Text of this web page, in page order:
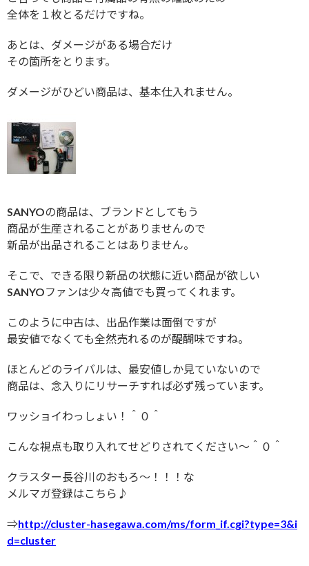
全体を１枚とるだけですね。
あとは、ダメージがある場合だけ
その箇所をとります。
ダメージがひどい商品は、基本仕入れません。
SANYOの商品は、ブランドとしてもう
商品が生産されることがありませんので
新品が出品されることはありません。
そこで、できる限り新品の状態に近い商品が欲しい
SANYOファンは少々高値でも買ってくれます。
このように中古は、出品作業は面倒ですが
最安値でなくても全然売れるのが醍醐味ですね。
ほとんどのライバルは、最安値しか見ていないので
商品は、念入りにリサーチすれば必ず残っています。
ワッショイわっしょい！＾０＾
こんな視点も取り入れてせどりされてください〜＾０＾
クラスター長谷川のおもろ〜！！！な
メルマガ登録はこちら♪
⇒http://cluster-hasegawa.com/ms/form_if.cgi?type=3&i
d=cluster